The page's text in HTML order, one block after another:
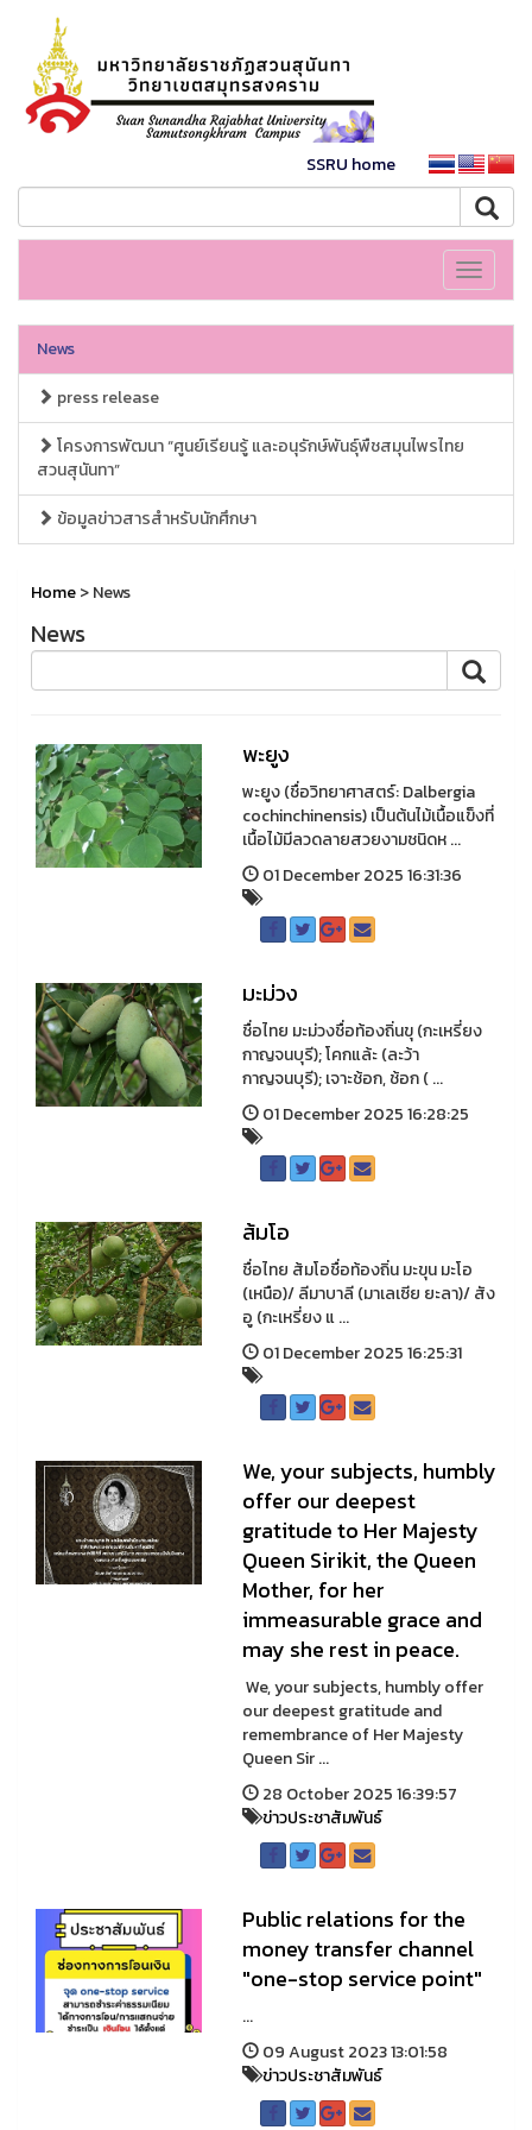
SSRU home
Toggle
News
press release
โครงการพัฒนา “ศูนย์เรียนรู้ และอนุรักษ์พันธุ์พืชสมุนไพรไทย
สวนสุนันทา”
ข้อมูลข่าวสารสำหรับนักศึกษา
Home> News
News
พะยูง
พะยูง (ชื่อวิทยาศาสตร์: Dalbergia
cochinchinensis) เป็นต้นไม้เนื้อแข็งที่
เนื้อไม้มีลวดลายสวยงามชนิดห ...
01 December 2025 16:31:36
มะม่วง
ชื่อไทย มะม่วงชื่อท้องถิ่นขุ (กะเหรี่ยง
กาญจนบุรี); โคกแล้ะ (ละว้า
กาญจนบุรี); เจาะช้อก, ช้อก ( ...
01 December 2025 16:28:25
ส้มโอ
ชื่อไทย ส้มโอชื่อท้องถิ่น มะขุน มะโอ
(เหนือ)/ ลีมาบาลี (มาเลเซีย ยะลา)/ สัง
อู (กะเหรี่ยง แ ...
01 December 2025 16:25:31
We, your subjects, humbly
offer our deepest
gratitude to Her Majesty
Queen Sirikit, the Queen
Mother, for her
immeasurable grace and
may she rest in peace.
We, your subjects, humbly offer
our deepest gratitude and
remembrance of Her Majesty
Queen Sir ...
28 October 2025 16:39:57
ข่าวประชาสัมพันธ์
Public relations for the
money transfer channel
"one-stop service point"
...
09 August 2023 13:01:58
ข่าวประชาสัมพันธ์